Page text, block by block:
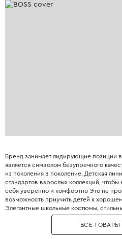
Бренд занимает лидирующие позиции
является символом безупречного
из поколения в поколение. Детская
стандартов взрослых коллекций,
себя уверенно и комфортно Это не
возможность приучить детей к
Элегантные школьные костюмы,
практичные пуховики. Каждая деталь
мелочей, чтобы обеспечить не только
максимальный комфорт.
ВСЕ